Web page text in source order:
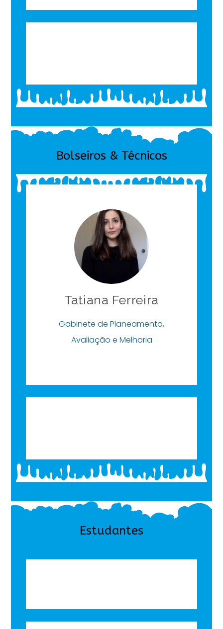
Bolseiros & Técnicos
Tatiana Ferreira
Gabinete de Planeamento,
Avaliação e Melhoria
Estudantes